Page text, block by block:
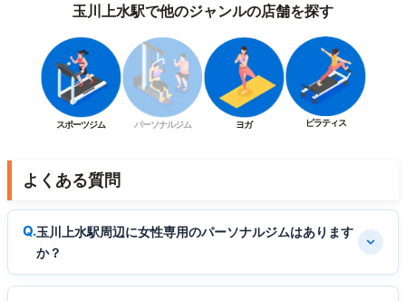
玉川上水駅で他のジャンルの店舗を探す
スポーツジム パーソナルジム ヨガ ピラティス
よくある質問
玉川上水駅周辺に女性専用のパーソナルジムはあります
か？